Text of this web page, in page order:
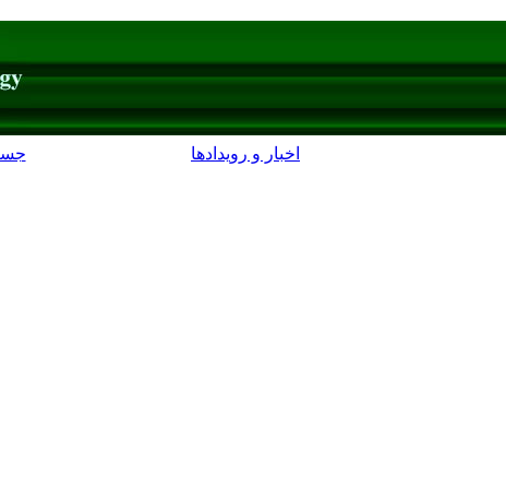
اخبار و رویدادها